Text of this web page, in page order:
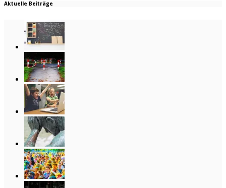
Aktuelle Beiträge